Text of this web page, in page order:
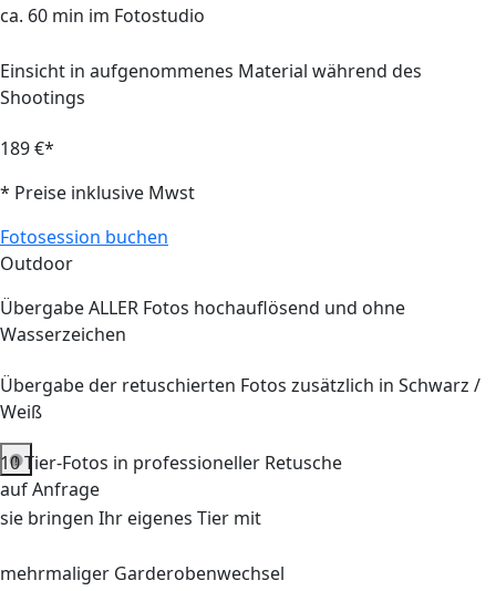
ca. 60 min im Fotostudio
Einsicht in aufgenommenes Material während des
Shootings
189 €*
* Preise inklusive Mwst
Fotosession buchen
Outdoor
Übergabe ALLER Fotos hochauflösend und ohne
Wasserzeichen
Übergabe der retuschierten Fotos zusätzlich in Schwarz /
Weiß
auf Anfrage
10Tier-Fotos in professioneller Retusche
sie bringen Ihr eigenes Tier mit
mehrmaliger Garderobenwechsel